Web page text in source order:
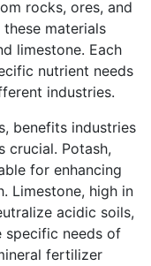
rocks, ores, and
materials
limestone. Each
nutrient needs
industries.
benefits industries
crucial. Potash,
for enhancing
Limestone, high in
acidic soils,
specific needs of
fertilizer